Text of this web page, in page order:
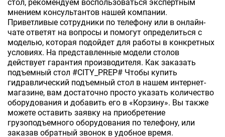
стол, рекомендуем воспользоваться экспертным
мнением консультантов нашей компании.
Приветливые сотрудники по телефону или в онлайн-
чате ответят на вопросы и помогут определиться с
моделью, которая подойдет для работы в конкретных
условиях. На представленные модели столов
действует гарантия производителя. Как заказать
подъемный стол #CITY_PREP# Чтобы купить
гидравлический подъемный стол в нашем интернет-
магазине, вам достаточно просто указать количество
оборудования и добавить его в «Корзину». Вы также
можете оставить заявку на приобретение
грузоподъемного оборудования по телефону, или
заказав обратный звонок в удобное время.